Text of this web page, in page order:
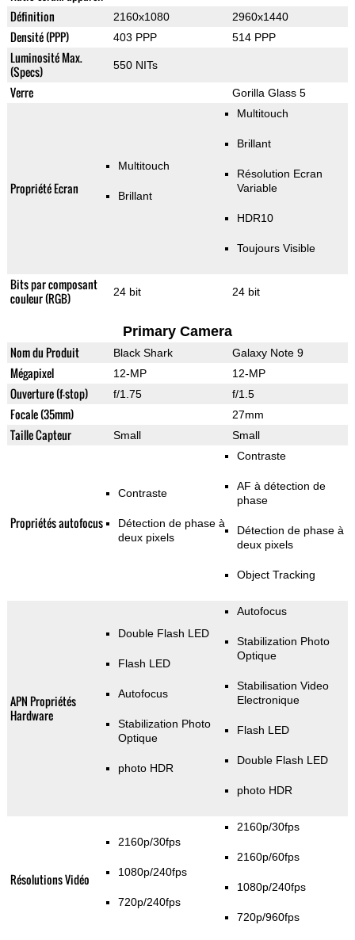
Définition 2160x1080 2960x1440
Densité (PPP) 403 PPP 514 PPP
Luminosité Max.
(Specs)
550 NITs
Verre Gorilla Glass 5
Propriété Ecran
Multitouch
Brillant
Multitouch
Brillant
Résolution Ecran
Variable
HDR10
Toujours Visible
Bits par composant
couleur (RGB)
24 bit 24 bit
Primary Camera
Nom du Produit Black Shark Galaxy Note 9
Mégapixel 12-MP 12-MP
Ouverture (f-stop) f/1.75 f/1.5
Focale (35mm) 27mm
Taille Capteur Small Small
Propriétés autofocus
Contraste
Détection de phase à
deux pixels
Contraste
AF à détection de
phase
Détection de phase à
deux pixels
Object Tracking
APN Propriétés
Hardware
Double Flash LED
Flash LED
Autofocus
Stabilization Photo
Optique
photo HDR
Autofocus
Stabilization Photo
Optique
Stabilisation Video
Electronique
Flash LED
Double Flash LED
photo HDR
Résolutions Vidéo
2160p/30fps
1080p/240fps
720p/240fps
2160p/30fps
2160p/60fps
1080p/240fps
720p/960fps